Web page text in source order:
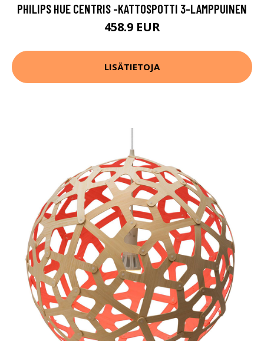
PHILIPS HUE CENTRIS -KATTOSPOTTI 3-LAMPPUINEN
458.9 EUR
LISÄTIETOJA